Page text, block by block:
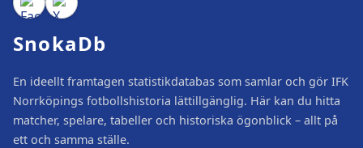
SnokaDb
En ideellt framtagen statistikdatabas som samlar och gör IFK
Norrköpings fotbollshistoria lättillgänglig. Här kan du hitta
matcher, spelare, tabeller och historiska ögonblick – allt på
ett och samma ställe.